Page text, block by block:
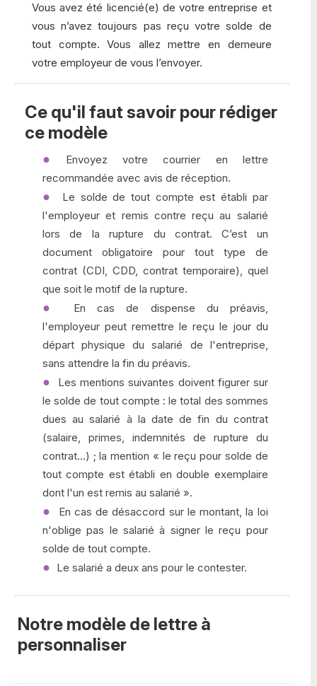
Vous avez été licencié(e) de votre entreprise et
vous n’avez toujours pas reçu votre solde de
tout compte. Vous allez mettre en demeure
votre employeur de vous l’envoyer.
Ce qu'il faut savoir pour rédiger
ce modèle
Envoyez votre courrier en lettre
recommandée avec avis de réception.
Le solde de tout compte est établi par
l'employeur et remis contre reçu au salarié
lors de la rupture du contrat. C’est un
document obligatoire pour tout type de
contrat (CDI, CDD, contrat temporaire), quel
que soit le motif de la rupture.
En cas de dispense du préavis,
l'employeur peut remettre le reçu le jour du
départ physique du salarié de l'entreprise,
sans attendre la fin du préavis.
Les mentions suivantes doivent figurer sur
le solde de tout compte : le total des sommes
dues au salarié à la date de fin du contrat
(salaire, primes, indemnités de rupture du
contrat...) ; la mention « le reçu pour solde de
tout compte est établi en double exemplaire
dont l'un est remis au salarié ».
En cas de désaccord sur le montant, la loi
n'oblige pas le salarié à signer le reçu pour
solde de tout compte.
Le salarié a deux ans pour le contester.
Notre modèle de lettre à
personnaliser